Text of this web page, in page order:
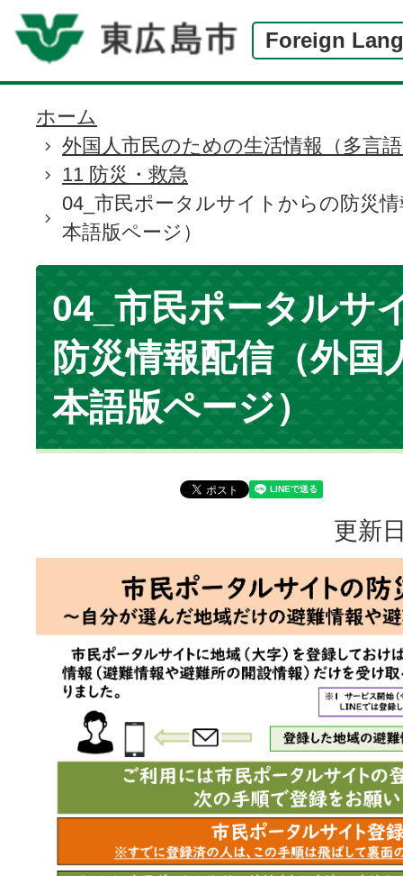
Foreign
現
在
の
ホーム
外国人市民のための生活情報（多言
11 防災・救急
04_市民ポータルサイトからの防災
本語版ページ）
04_市民ポータルサ
防災情報配信（外国
本語版ページ）
更新